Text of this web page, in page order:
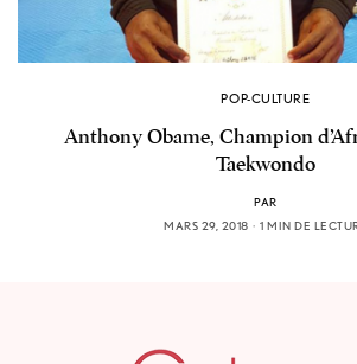
POP-CULTURE
Anthony Obame, Champion
Taekwondo
PAR
MARS 29, 2018
1 MIN DE